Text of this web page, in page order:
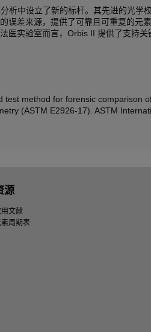
析中设立了新的标杆。其先进的光学
误差来源，提供了可靠且可重复的元
医实验室而言，Orbis II 提供了支持关
test method for forensic comparison
(ASTM E2926-17). ASTM
源
文献
周期表